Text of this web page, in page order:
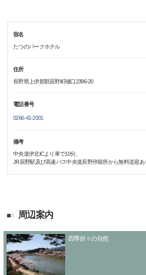
宿名
たつのパークホテル
住所
長野県上伊那郡辰野町樋口2396-20
電話番号
0266-41-2001
備考
中央道伊北ICより車で10分。
JR辰野駅及び高速バス中央道辰野停留所から無料送迎あ
周辺案内
四季折々の自然